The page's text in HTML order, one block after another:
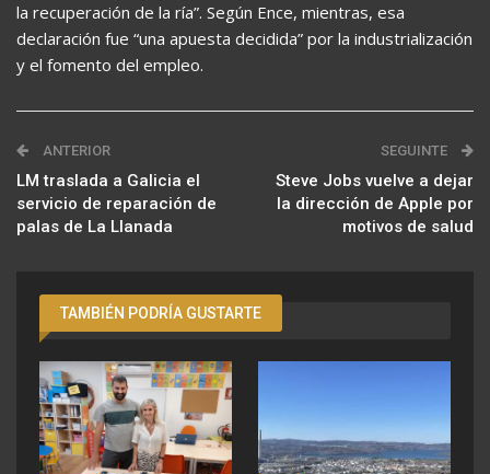
la recuperación de la ría”. Según Ence, mientras, esa
declaración fue “una apuesta decidida” por la industrialización
y el fomento del empleo.
ANTERIOR
LM traslada a Galicia el
servicio de reparación de
palas de La Llanada
SEGUINTE
Steve Jobs vuelve a dejar
la dirección de Apple por
motivos de salud
TAMBIÉN PODRÍA GUSTARTE